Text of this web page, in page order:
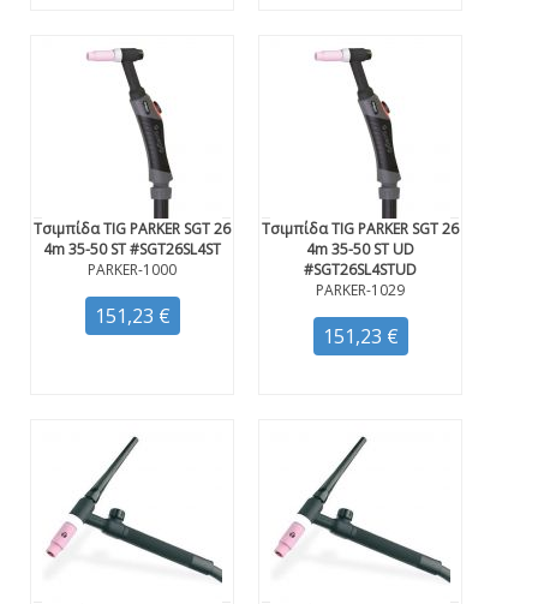
Τσιμπίδα TIG PARKER SGT 26
4m 35-50 ST #SGT26SL4ST
PARKER-1000
151,23 €
Τσιμπίδα TIG PARKER SGT 26
4m 35-50 ST UD
#SGT26SL4STUD
PARKER-1029
151,23 €